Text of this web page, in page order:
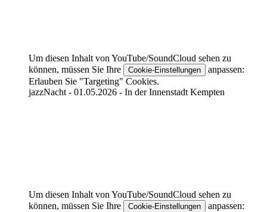
Um diesen Inhalt von YouTube/SoundCloud sehen zu
können, müssen Sie Ihre
Cookie-Einstellungen
anpassen:
Erlauben Sie "Targeting" Cookies.
jazzNacht - 01.05.2026 - In der Innenstadt Kempten
Um diesen Inhalt von YouTube/SoundCloud sehen zu
können, müssen Sie Ihre
Cookie-Einstellungen
anpassen: